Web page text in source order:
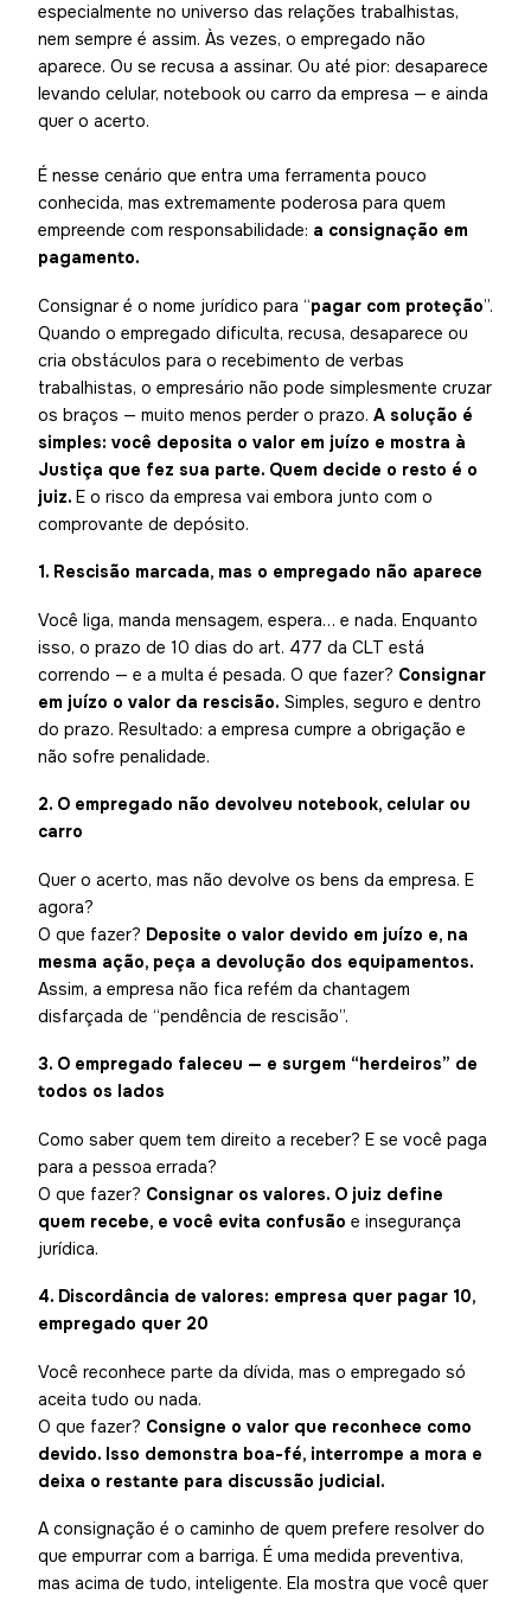
especialmente no universo das relações trabalhistas,
nem sempre é assim. Às vezes, o empregado não
aparece. Ou se recusa a assinar. Ou até pior: desaparece
levando celular, notebook ou carro da empresa — e ainda
quer o acerto.
É nesse cenário que entra uma ferramenta pouco
conhecida, mas extremamente poderosa para quem
empreende com responsabilidade: a consignação em
pagamento.
Consignar é o nome jurídico para “pagar com proteção”.
Quando o empregado dificulta, recusa, desaparece ou
cria obstáculos para o recebimento de verbas
trabalhistas, o empresário não pode simplesmente cruzar
os braços — muito menos perder o prazo. A solução é
simples: você deposita o valor em juízo e mostra à
Justiça que fez sua parte. Quem decide o resto é o
juiz. E o risco da empresa vai embora junto com o
comprovante de depósito.
1. Rescisão marcada, mas o empregado não aparece
Você liga, manda mensagem, espera… e nada. Enquanto
isso, o prazo de 10 dias do art. 477 da CLT está
correndo — e a multa é pesada. O que fazer? Consignar
em juízo o valor da rescisão. Simples, seguro e dentro
do prazo. Resultado: a empresa cumpre a obrigação e
não sofre penalidade.
2. O empregado não devolveu notebook, celular ou
carro
Quer o acerto, mas não devolve os bens da empresa. E
agora?
O que fazer? Deposite o valor devido em juízo e, na
mesma ação, peça a devolução dos equipamentos.
Assim, a empresa não fica refém da chantagem
disfarçada de “pendência de rescisão”.
3. O empregado faleceu — e surgem “herdeiros” de
todos os lados
Como saber quem tem direito a receber? E se você paga
para a pessoa errada?
O que fazer? Consignar os valores. O juiz define
quem recebe, e você evita confusão e insegurança
jurídica.
4. Discordância de valores: empresa quer pagar 10,
empregado quer 20
Você reconhece parte da dívida, mas o empregado só
aceita tudo ou nada.
O que fazer? Consigne o valor que reconhece como
devido. Isso demonstra boa-fé, interrompe a mora e
deixa o restante para discussão judicial.
A consignação é o caminho de quem prefere resolver do
que empurrar com a barriga. É uma medida preventiva,
mas acima de tudo, inteligente. Ela mostra que você quer